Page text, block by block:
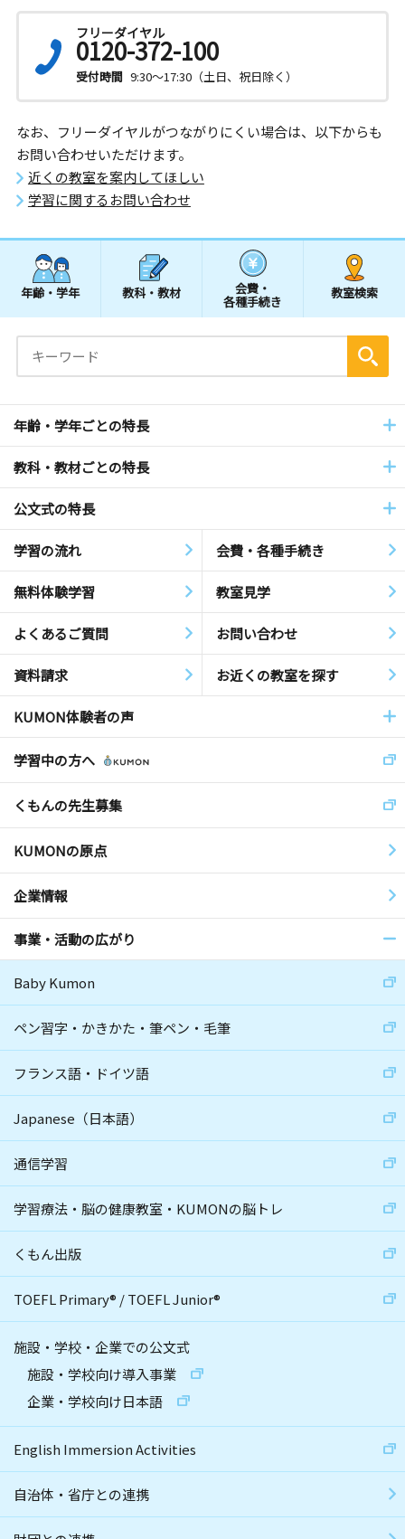
フリーダイヤル
0120-372-100
受付時間 9:30～17:30（土日、祝日除く）
なお、フリーダイヤルがつながりにくい場合は、以下からも
お問い合わせいただけます。
近くの教室を案内してほしい
学習に関するお問い合わせ
年齢・学年 教科・教材 会費・
各種手続き
教室検索
年齢・学年ごとの特長
教科・教材ごとの特長
公文式の特長
学習の流れ 会費・各種手続き
無料体験学習 教室見学
よくあるご質問 お問い合わせ
資料請求 お近くの教室を探す
KUMON体験者の声
学習中の方へ
くもんの先生募集
KUMONの原点
企業情報
事業・活動の広がり
Baby Kumon
ペン習字・かきかた・筆ペン・毛筆
フランス語・ドイツ語
Japanese（日本語）
通信学習
学習療法・脳の健康教室・KUMONの脳トレ
くもん出版
TOEFL Primary® /TOEFL Junior®
施設・学校・企業での公文式
施設・学校向け導入事業
企業・学校向け日本語
English Immersion Activities
自治体・省庁との連携